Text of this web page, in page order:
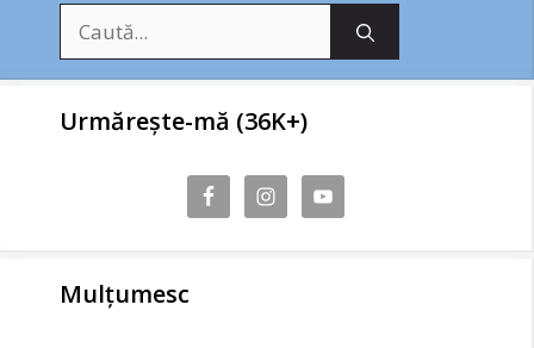
după:
Urmărește-mă (36K+)
Mulțumesc